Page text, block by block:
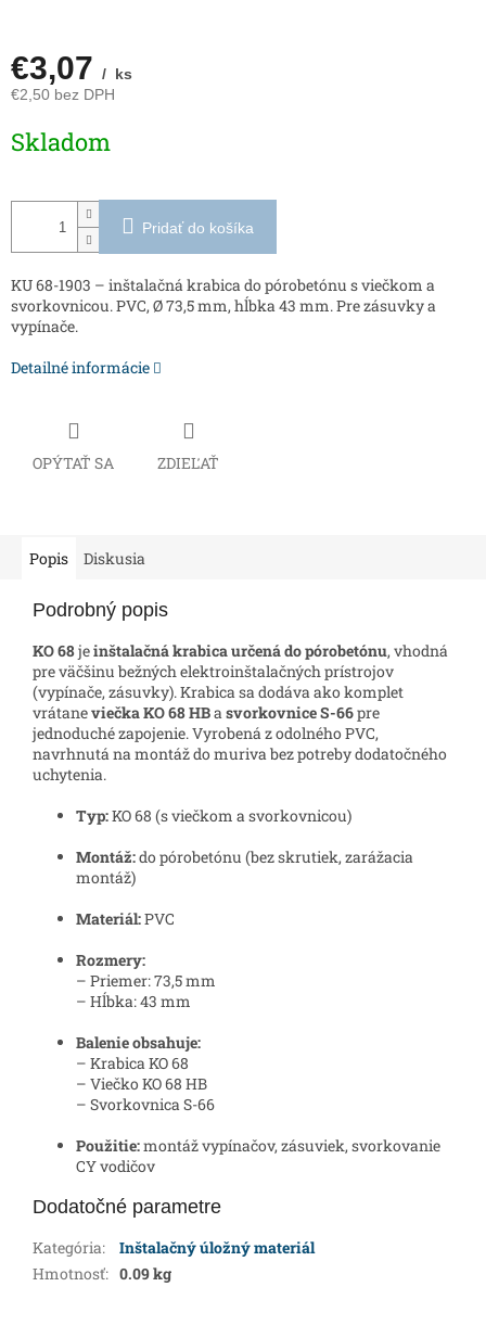
€3,07 / ks
€2,50 bez DPH
cena:
Skladom
Pridať do košíka
KU 68-1903 – inštalačná krabica do pórobetónu s viečkom a
svorkovnicou. PVC, Ø 73,5 mm, hĺbka 43 mm. Pre zásuvky a
vypínače.
Detailné informácie
OPÝTAŤ SA ZDIEĽAŤ
Popis Diskusia
Podrobný popis
KO 68jeinštalačná krabica určená do pórobetónu, vhodná
pre väčšinu bežných elektroinštalačných prístrojov
(vypínače, zásuvky). Krabica sa dodáva ako komplet
vrátaneviečka KO 68 HBasvorkovnice S-66pre
jednoduché zapojenie. Vyrobená z odolného PVC,
navrhnutá na montáž do muriva bez potreby dodatočného
uchytenia.
Typ:KO 68 (s viečkom a svorkovnicou)
Montáž:do pórobetónu (bez skrutiek, zarážacia
montáž)
Materiál:PVC
Rozmery:
– Priemer: 73,5 mm
– Hĺbka: 43 mm
Balenie obsahuje:
– Krabica KO 68
– Viečko KO 68 HB
– Svorkovnica S-66
Použitie:montáž vypínačov, zásuviek, svorkovanie
CY vodičov
Dodatočné parametre
Kategória:
Inštalačný úložný materiál
Hmotnosť: 0.09 kg